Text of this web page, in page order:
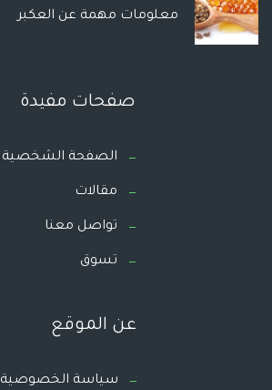
معلومات مهمة عن العكبر
صفحات مفيدة
الصفحة الشخصية
مقالات
تواصل معنا
تسوق
عن الموقع
سياسة الخصوصية